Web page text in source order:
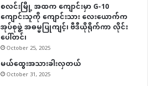
စလင်းမြို့ အထက ကျောင်းမှာ G-10
ကျောင်းသူကို ကျောင်းသား လေးယောက်က
အုပ်စုဖွဲ့ အဓမ္မပြုကျင့်၊ ဗီဒီယိုရိုက်ကာ လိုင်း
ပေါ်တင်၊
October 25, 2025
မယ်ထွေးအသားခါးလှတယ်
October 31, 2025